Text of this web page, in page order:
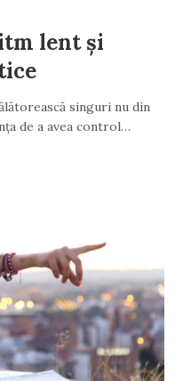
lent și
singuri nu din
de a avea control…